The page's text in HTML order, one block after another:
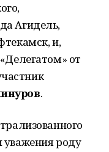
Агидель,
и,
от
.
уважения роду